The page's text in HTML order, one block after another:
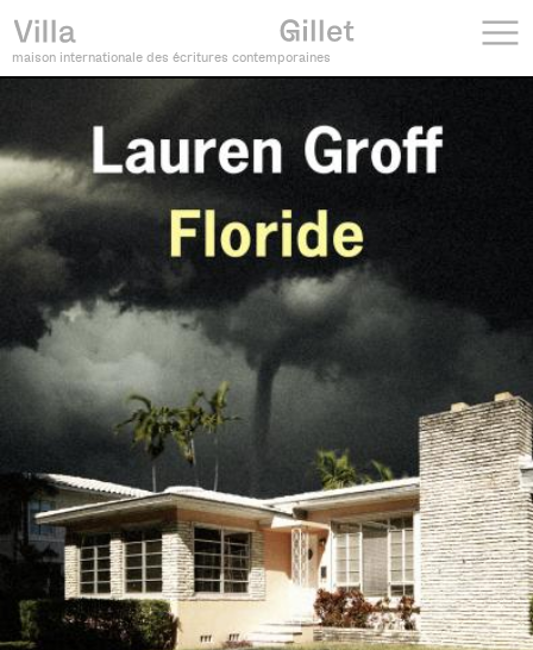
maison internationale des écritures contemporaines